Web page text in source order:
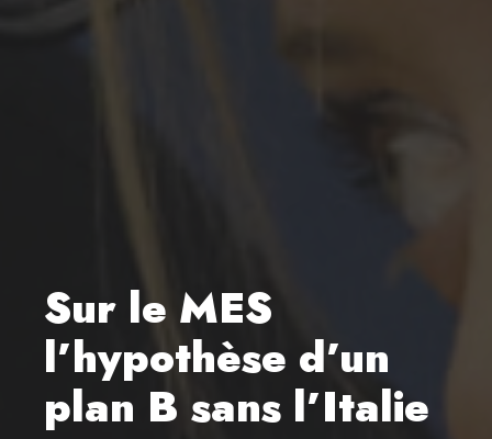
Sur le MES
l’hypothèse d’un
plan B sans l’Italie